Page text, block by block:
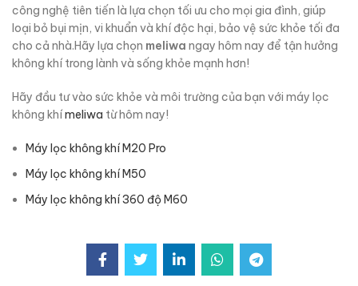
công nghệ tiên tiến là lựa chọn tối ưu cho mọi gia đình, giúp
loại bỏ bụi mịn, vi khuẩn và khí độc hại, bảo vệ sức khỏe tối đa
cho cả nhà.Hãy lựa chọn meliwa ngay hôm nay để tận hưởng
không khí trong lành và sống khỏe mạnh hơn!
Hãy đầu tư vào sức khỏe và môi trường của bạn với máy lọc
không khímeliwa từ hôm nay!
Máy lọc không khí M20 Pro
Máy lọc không khí M50
Máy lọc không khí 360 độ M60